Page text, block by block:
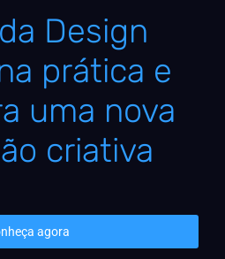
Design
prática e
uma nova
criativa
agora